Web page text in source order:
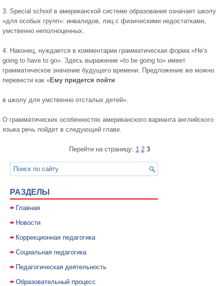
3. Special school в американской системе образования означает школу
«для особых групп»: инвалидов, лиц с физическими недостатками,
умственно неполноценных.
4. Наконец, нуждается в комментарии грамматическая форма «He’s
going to have to go». Здесь выражение «to be going to» имеет
грамматическое значение будущего времени. Предложение же можно
перевести как «Ему придется пойти
в школу для умственно отсталых детей».
О грамматических особенностях американского варианта английского
языка речь пойдет в следующей главе.
Перейти на страницу: 1 2 3
РАЗДЕЛЫ
Главная
Новости
Коррекционная педагогика
Социальная педагогика
Педагогическая деятельность
Образовательный процесс